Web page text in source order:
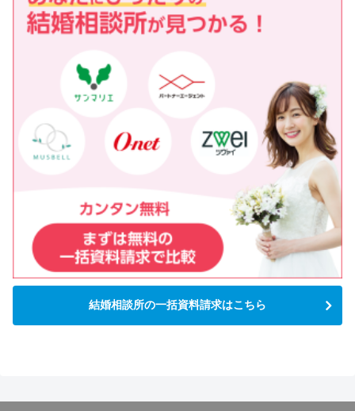
結婚相談所の一括資料請求はこちら